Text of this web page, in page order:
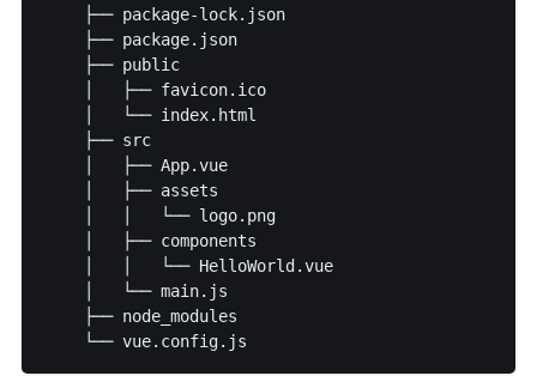
    ├── package-lock.json
    ├── package.json
    ├── public
    │   ├── favicon.ico
    │   └── index.html
    ├── src
    │   ├── App.vue
    │   ├── assets
    │   │   └── logo.png
    │   ├── components
    │   │   └── HelloWorld.vue
    │   └── main.js
    ├── node_modules